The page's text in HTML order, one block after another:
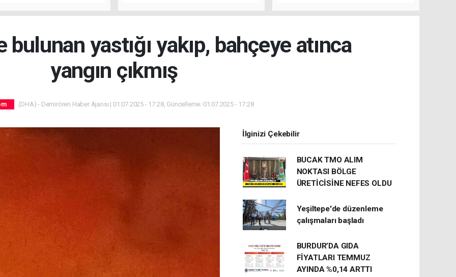
yastığı yakıp, bahçeye atınca
yangın çıkmış
(DHA) - Demirören Haber Ajansı | 01.07.2025 - 17:28, Güncelleme: 01.07.2025 - 17:28
İlginizi Çekebilir
BUCAK TMO ALIM
NOKTASI BÖLGE
ÜRETİCİSİNE NEFES OLDU
Yeşiltepe'de düzenleme
çalışmaları başladı
BURDUR’DA GIDA
FİYATLARI TEMMUZ
AYINDA %0,14 ARTTI